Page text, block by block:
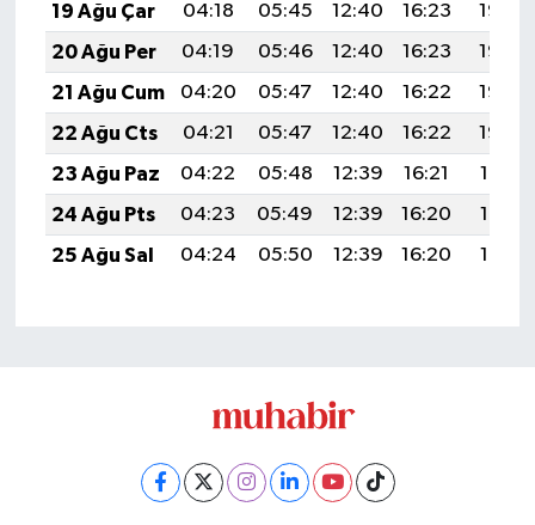
19 Ağu Çar
04:18 05:45 12:40 16:23
19:26
20 Ağu Per
04:19 05:46 12:40 16:23
19:25
21 Ağu Cum
04:20 05:47 12:40 16:22
19:23
22 Ağu Cts
04:21 05:47 12:40 16:22
19:22
23 Ağu Paz
04:22 05:48 12:39 16:21
19:21
24 Ağu Pts
04:23 05:49 12:39 16:20
19:19
25 Ağu Sal
04:24 05:50 12:39 16:20 19:18